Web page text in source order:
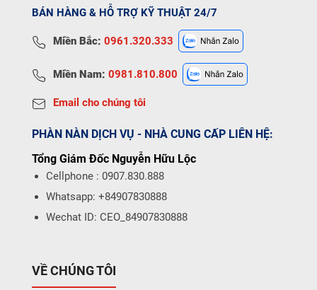
BÁN HÀNG & HỖ TRỢ KỸ THUẬT 24/7
Miền Bắc: 0961.320.333
Miền Nam: 0981.810.800
Email cho chúng tôi
PHÀN NÀN DỊCH VỤ - NHÀ CUNG CẤP LIÊN HỆ:
Tổng Giám Đốc Nguyễn Hữu Lộc
Cellphone : 0907.830.888
Whatsapp: +84907830888
Wechat ID: CEO_84907830888
VỀ CHÚNG TÔI